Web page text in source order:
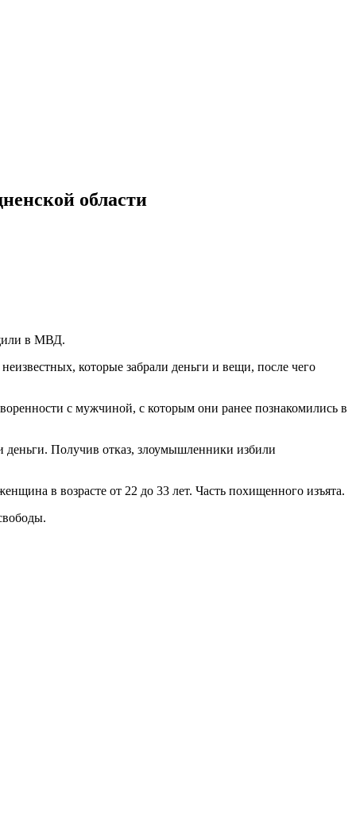
области
в МВД.
которые забрали деньги и вещи, после чего
с мужчиной, с которым они ранее познакомились в
деньги. Получив отказ, злоумышленники избили
в возрасте от 22 до 33 лет. Часть похищенного изъята.